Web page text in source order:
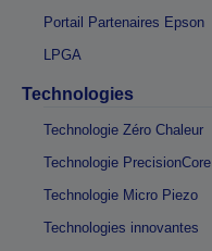
Portail Partenaires Epson
LPGA
Technologies
Technologie Zéro Chaleur
Technologie PrecisionCore
Technologie Micro Piezo
Technologies innovantes